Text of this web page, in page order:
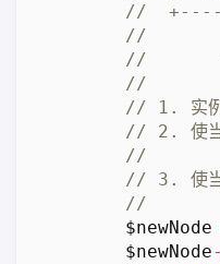
$newNode
$newNode